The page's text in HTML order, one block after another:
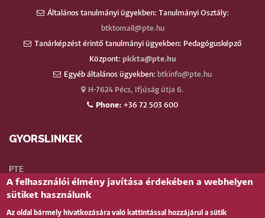
Általános tanulmányi ügyekben: Tanulmányi Osztály:
btktomail@pte.hu
Tanárképzést érintő tanulmányi ügyekben: Pedagógusképző
Központ: pkkta@pte.hu
Egyéb általános ügyekben: btkinfo@pte.hu
H-7624 Pécs, Ifjúság útja 6.
Phone: +36 72 503 600
GYORSLINKEK
PTE
Neptun
A felhasználói élmény javítása érdekében a webhelyen
sütiket használunk
Az oldal bármely hivatkozására való kattintással hozzájárul a sütik